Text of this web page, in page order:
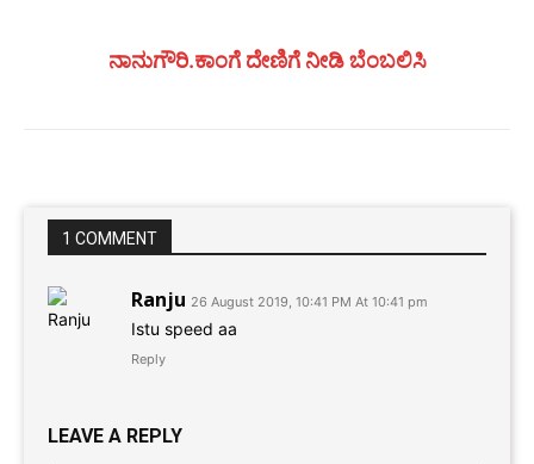
ನಾನುಗೌರಿ.ಕಾಂಗೆ ದೇಣಿಗೆ ನೀಡಿ ಬೆಂಬಲಿಸಿ
1 COMMENT
Ranju 26 August 2019, 10:41 PM At 10:41 pm
Istu speed aa
Reply
LEAVE A REPLY